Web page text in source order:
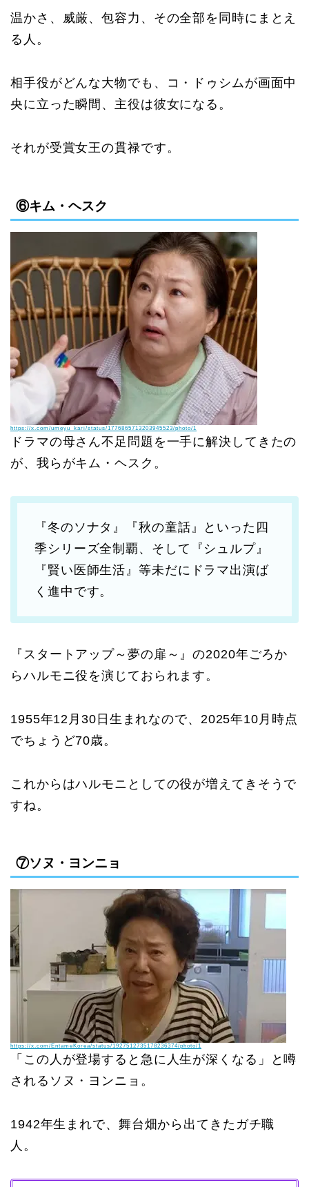
温かさ、威厳、包容力、その全部を同時にまとえ
る人。
相手役がどんな大物でも、コ・ドゥシムが画面中
央に立った瞬間、主役は彼女になる。
それが受賞女王の貫禄です。
⑥キム・ヘスク
https://x.com/umeyu_kari/status/1776865713203945523/photo/1
ドラマの母さん不足問題を一手に解決してきたの
が、我らがキム・ヘスク。
『冬のソナタ』『秋の童話』といった四
季シリーズ全制覇、そして『シュルプ』
『賢い医師生活』等未だにドラマ出演ば
く進中です。
『スタートアップ～夢の扉～』の2020年ごろか
らハルモニ役を演じておられます。
1955年12月30日生まれなので、2025年10月時点
でちょうど70歳。
これからはハルモニとしての役が増えてきそうで
すね。
⑦ソヌ・ヨンニョ
https://x.com/EntameKorea/status/1927512735178236374/photo/1
「この人が登場すると急に人生が深くなる」と噂
されるソヌ・ヨンニョ。
1942年生まれで、舞台畑から出てきたガチ職
人。